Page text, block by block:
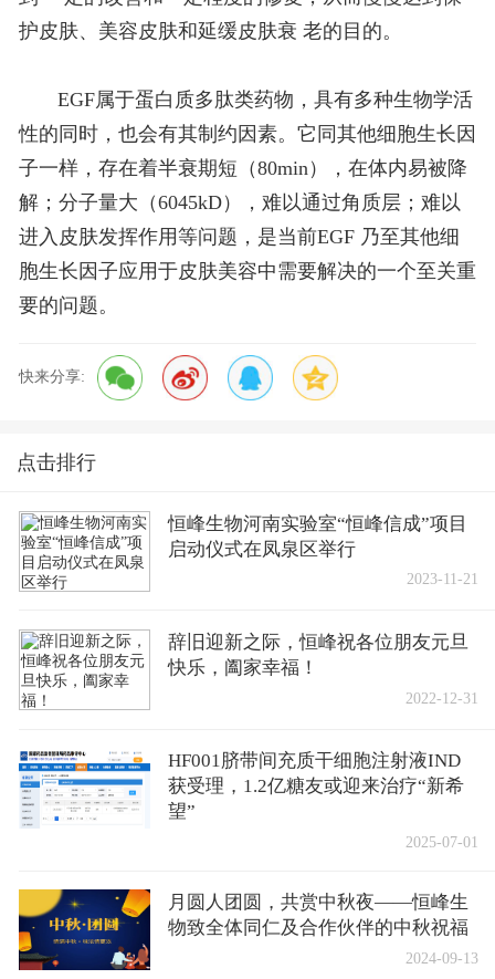
护皮肤、美容皮肤和延缓皮肤衰 老的目的。
EGF属于蛋白质多肽类药物，具有多种生物学活
性的同时，也会有其制约因素。它同其他细胞生长因
子一样，存在着半衰期短（80min），在体内易被降
解；分子量大（6045kD），难以通过角质层；难以
进入皮肤发挥作用等问题，是当前EGF 乃至其他细
胞生长因子应用于皮肤美容中需要解决的一个至关重
要的问题。
快来分享:
点击排行
恒峰生物河南实验室“恒峰信成”项目
启动仪式在凤泉区举行
2023-11-21
辞旧迎新之际，恒峰祝各位朋友元旦
快乐，阖家幸福！
2022-12-31
HF001脐带间充质干细胞注射液IND
获受理，1.2亿糖友或迎来治疗“新希
望”
2025-07-01
月圆人团圆，共赏中秋夜——恒峰生
物致全体同仁及合作伙伴的中秋祝福
2024-09-13